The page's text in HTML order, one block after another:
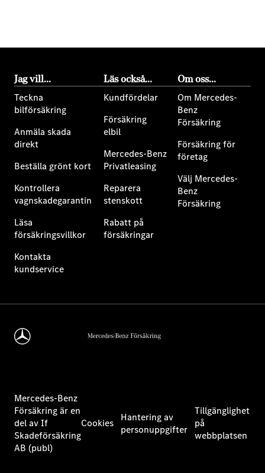
Jag vill...
Teckna
bilförsäkring
Anmäla skada
direkt
Beställa grönt kort
Kontrollera
vagnskadegarantin
Läsa
försäkringsvillkor
Kontakta
kundservice
Läs också...
Kundfördelar
Försäkring
elbil
Mercedes-Benz
Privatleasing
Reparera
stenskott
Rabatt på
försäkringar
Om oss...
Om Mercedes-
Benz
Försäkring
Försäkring för
företag
Välj Mercedes-
Benz
Försäkring
Mercedes-Benz
Försäkring är en
del av If
Skadeförsäkring
AB (publ)
Cookies
Hantering av
personuppgifter
Tillgänglighet
på
webbplatsen